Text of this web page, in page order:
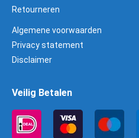
Retourneren
Algemene voorwaarden
Privacy statement
Disclaimer
Veilig Betalen